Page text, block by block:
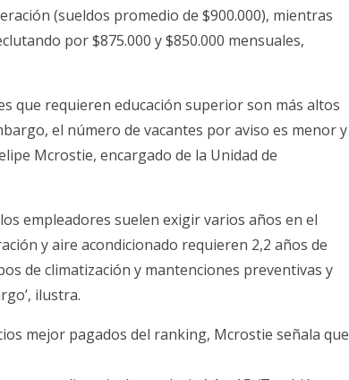
(sueldos promedio de $900.000), mientras
por $875.000 y $850.000 mensuales,
que requieren educación superior son más altos
el número de vacantes por aviso es menor y
Mcrostie, encargado de la Unidad de
empleadores suelen exigir varios años en el
y aire acondicionado requieren 2,2 años de
de climatización y mantenciones preventivas y
ilustra.
mejor pagados del ranking, Mcrostie señala que